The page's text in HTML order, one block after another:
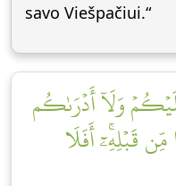
savo Viešpačiui.“
وَلَآ أَدۡرَىٰكُم
قَبۡلِهِۦٓۚ أَفَلَا